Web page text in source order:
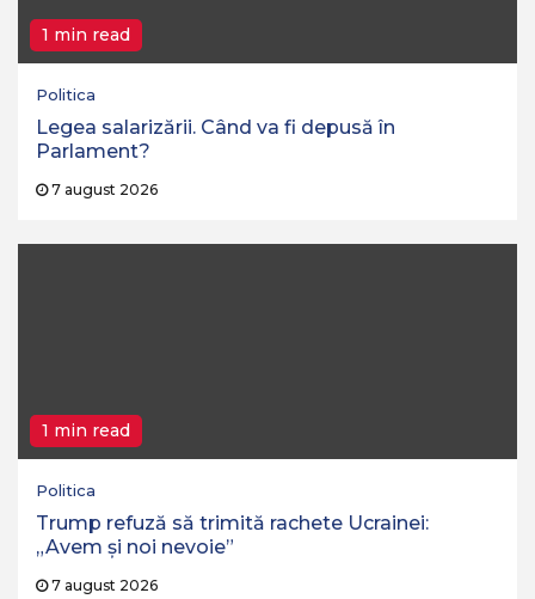
1 min read
Politica
Legea salarizării. Când va fi depusă în
Parlament?
7 august 2026
1 min read
Politica
Trump refuză să trimită rachete Ucrainei:
„Avem și noi nevoie”
7 august 2026